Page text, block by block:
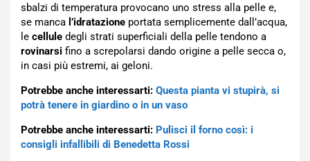
sbalzi di temperatura provocano uno stress alla pelle e,
se manca l’idratazione portata semplicemente dall’acqua,
le cellule degli strati superficiali della pelle tendono a
rovinarsi fino a screpolarsi dando origine a pelle secca o,
in casi più estremi, ai geloni.
Potrebbe anche interessarti: Questa pianta vi stupirà, si
potrà tenere in giardino o in un vaso
Potrebbe anche interessarti: Pulisci il forno così: i
consigli infallibili di Benedetta Rossi